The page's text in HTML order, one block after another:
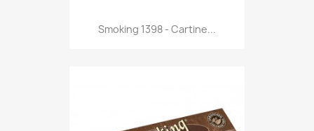
Anteprima
Smoking 1398 - Cartine...